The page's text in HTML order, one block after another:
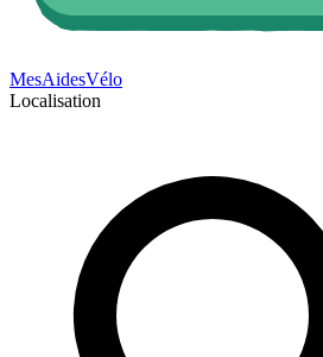
MesAidesVélo
Localisation